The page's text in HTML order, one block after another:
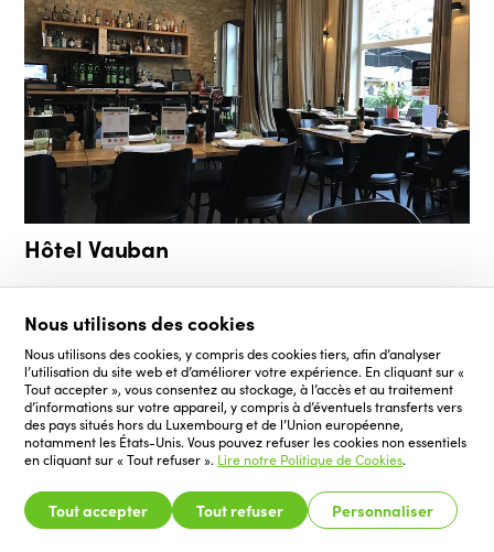
Nous utilisons des cookies
Nous utilisons des cookies, y compris des cookies tiers, afin d’analyser
l’utilisation du site web et d’améliorer votre expérience. En cliquant sur «
Tout accepter », vous consentez au stockage, à l’accès et au traitement
d’informations sur votre appareil, y compris à d’éventuels transferts vers
des pays situés hors du Luxembourg et de l’Union européenne,
notamment les États-Unis. Vous pouvez refuser les cookies non essentiels
en cliquant sur « Tout refuser ». Lire notre Politique de Cookies.
Tout accepter Tout refuser Personnaliser
Hôtel Vauban